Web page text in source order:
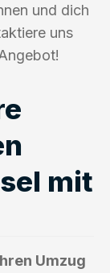
und dich
uns
mit
Umzug